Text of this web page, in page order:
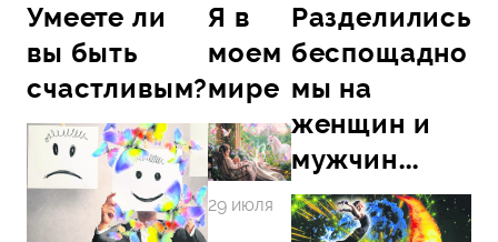
Умеете ли
вы быть
счастливым?
Я в
моем
мире
29 июля
Разделились
беспощадно
мы на
женщин и
мужчин…